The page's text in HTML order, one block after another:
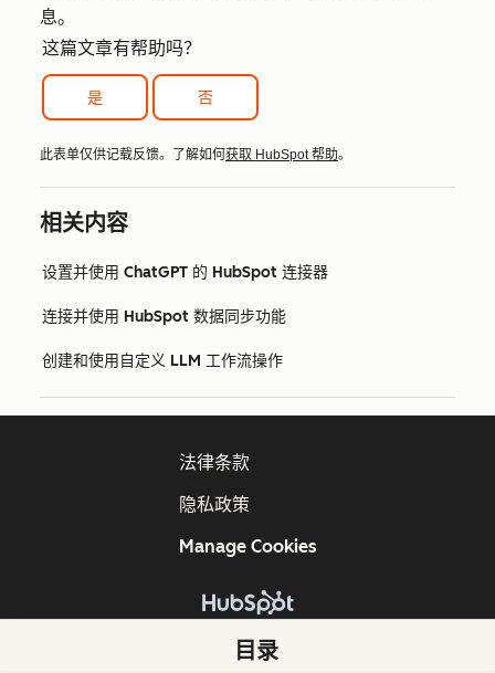
息。
这篇文章有帮助吗？
是 否
此表单仅供记载反馈。了解如何获取 HubSpot 帮助。
相关内容
设置并使用 ChatGPT 的 HubSpot 连接器
连接并使用 HubSpot 数据同步功能
创建和使用自定义 LLM 工作流操作
目录
版权所有 © 2026 HubSpot, Inc.
法律条款
隐私政策
Manage Cookies